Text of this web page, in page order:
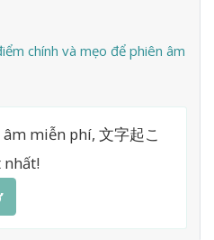
chính và mẹo để phiên âm
miễn phí, 文字起こ
nhất!